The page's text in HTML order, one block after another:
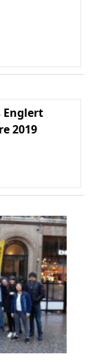
Englert
2019